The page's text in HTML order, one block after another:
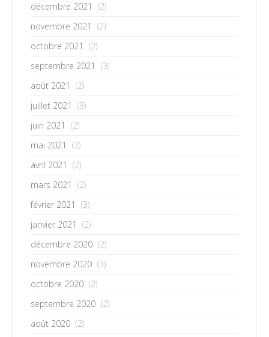
décembre 2021
(2)
novembre 2021
(2)
octobre 2021
(2)
septembre 2021
(3)
août 2021
(2)
juillet 2021
(3)
juin 2021
(2)
mai 2021
(2)
avril 2021
(2)
mars 2021
(2)
février 2021
(3)
janvier 2021
(2)
décembre 2020 (2)
novembre 2020 (3)
octobre 2020 (2)
septembre 2020 (2)
août 2020 (2)